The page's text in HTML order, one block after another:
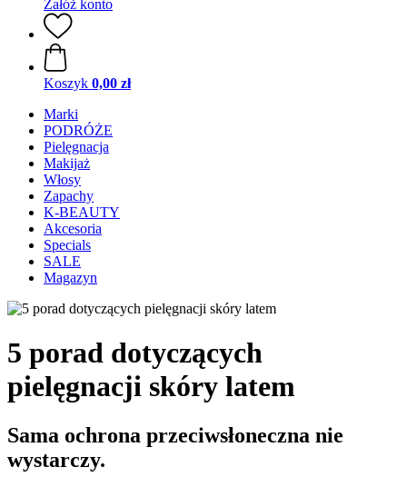
Załóż konto
Koszyk 0,00 zł
Marki
PODRÓŻE
Pielęgnacja
Makijaż
Włosy
Zapachy
K-BEAUTY
Akcesoria
Specials
SALE
Magazyn
5 porad dotyczących
pielęgnacji skóry latem
Sama ochrona przeciwsłoneczna nie
wystarczy.